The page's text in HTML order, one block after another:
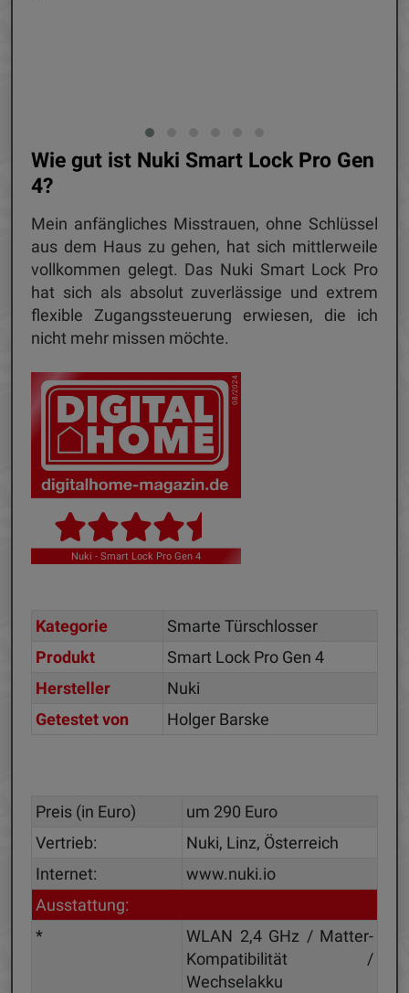
Wie gut ist Nuki Smart Lock Pro Gen
4?
Mein anfängliches Misstrauen, ohne Schlüssel
aus dem Haus zu gehen, hat sich mittlerweile
vollkommen gelegt. Das Nuki Smart Lock Pro
hat sich als absolut zuverlässige und extrem
flexible Zugangssteuerung erwiesen, die ich
nicht mehr missen möchte.
08/2024
Nuki - Smart Lock Pro Gen 4
Kategorie
Smarte Türschlosser
Produkt
Smart Lock Pro Gen 4
Hersteller
Nuki
Getestet von
Holger Barske
Preis (in Euro)
um 290 Euro
Vertrieb:
Nuki, Linz, Österreich
Internet:
www.nuki.io
Ausstattung:
*
WLAN 2,4 GHz / Matter-
Kompatibilität /
Wechselakku